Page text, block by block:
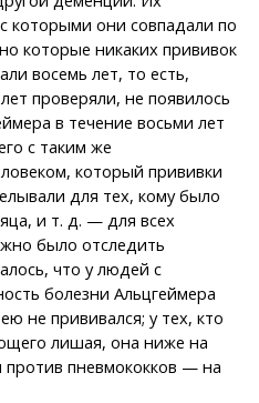
которыми они совпадали по
которые никаких прививок
восемь лет, то есть,
проверяли, не появилось
в течение восьми лет
с таким же
который прививки
для тех, кому было
и т. д. — для всех
было отследить
что у людей с
болезни Альцгеймера
не прививался; у тех, кто
лишая, она ниже на
против пневмококков — на